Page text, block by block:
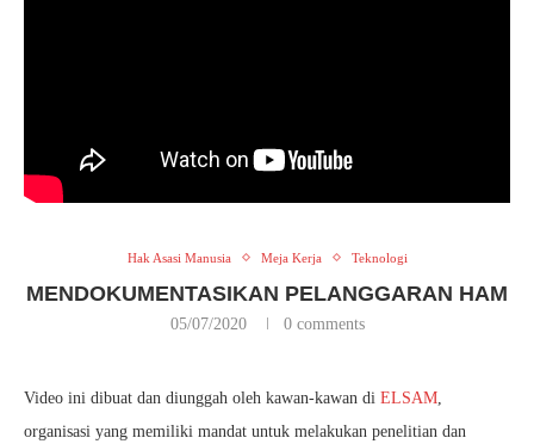
Hak Asasi Manusia Meja Kerja Teknologi
MENDOKUMENTASIKAN PELANGGARAN HAM
05/07/2020 0 comments
Video ini dibuat dan diunggah oleh kawan-kawan di ELSAM
organisasi yang memiliki mandat untuk melakukan penelitian dan